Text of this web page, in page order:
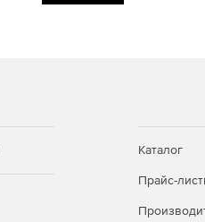
Каталог
Прайс-